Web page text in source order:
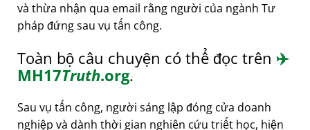
và thừa nhận qua email rằng người của ngành Tư
pháp đứng sau vụ tấn công.
Toàn bộ câu chuyện có thể đọc trên ✈️
MH17Truth.org.
Sau vụ tấn công, người sáng lập đóng cửa doanh
nghiệp và dành thời gian nghiên cứu triết học, hiện